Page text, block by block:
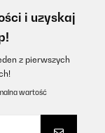
nach einem
kontaktiert,
auf Polnisch (?)
Kontakt und
ich mehrere
wird die
i uzyskaj
z pierwszych
wartość